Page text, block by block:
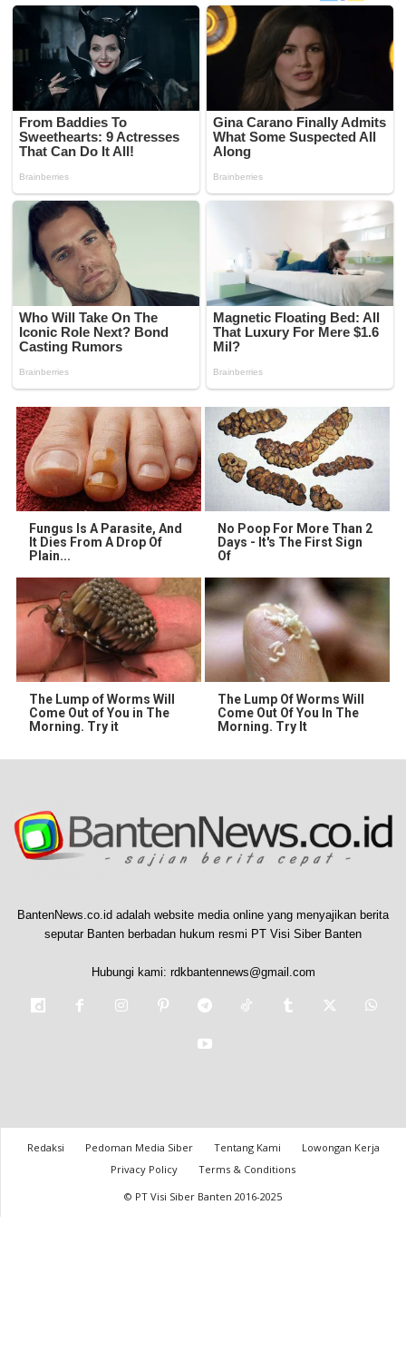
Fungus Is A Parasite, And
It Dies From A Drop Of
Plain...
No Poop For More Than 2
Days - It's The First Sign
Of
The Lump of Worms Will
Come Out of You in The
Morning. Try it
The Lump Of Worms Will
Come Out Of You In The
Morning. Try It
BantenNews.co.id adalah website media online yang menyajikan berita
seputar Banten berbadan hukum resmi PT Visi Siber Banten
Hubungi kami: rdkbantennews@gmail.com
Redaksi Pedoman Media Siber Tentang Kami
Lowongan Kerja
Privacy Policy
Terms & Conditions
© PT Visi Siber Banten 2016-2025